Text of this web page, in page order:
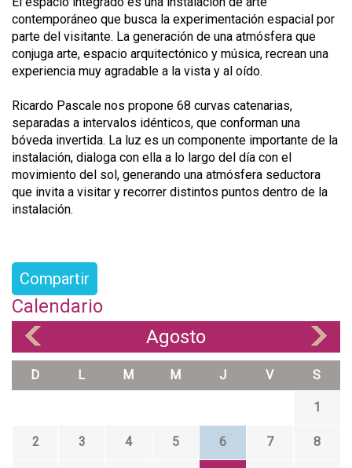
contemporáneo que busca la experimentación espacial por
parte del visitante. La generación de una atmósfera que
conjuga arte, espacio arquitectónico y música, recrean una
experiencia muy agradable a la vista y al oído.
Ricardo Pascale nos propone 68 curvas catenarias,
separadas a intervalos idénticos, que conforman una
bóveda invertida. La luz es un componente importante de la
instalación, dialoga con ella a lo largo del día con el
movimiento del sol, generando una atmósfera seductora
que invita a visitar y recorrer distintos puntos dentro de la
instalación.
Compartir
Calendario
Agosto
D L M M J V S
1
2 3 4 5 6 7 8